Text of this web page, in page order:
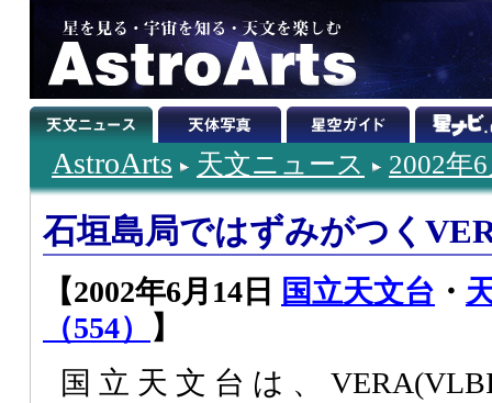
AstroArts 天文ニュース 2002年
石垣島局ではずみがつく
【2002年6月14日 国立天文台 ・
（554）
】
国立天文台は、VERA(VLBI